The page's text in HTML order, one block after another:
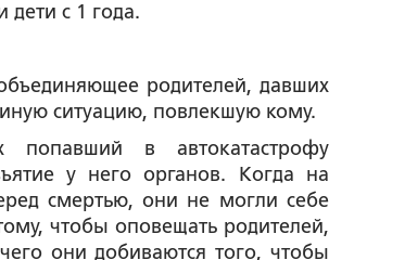
с 1 года.
родителей, давших
ситуацию, повлекшую кому.
в автокатастрофу
у него органов. Когда на
смертью, они не могли себе
чтобы оповещать родителей,
они добиваются того, чтобы